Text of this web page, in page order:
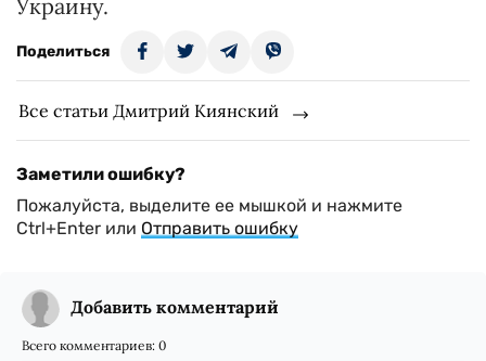
Украину.
Поделиться
Все статьи Дмитрий Киянский
Заметили ошибку?
Пожалуйста, выделите ее мышкой и нажмите
Ctrl+Enter или Отправить ошибку
Добавить комментарий
Всего комментариев: 0